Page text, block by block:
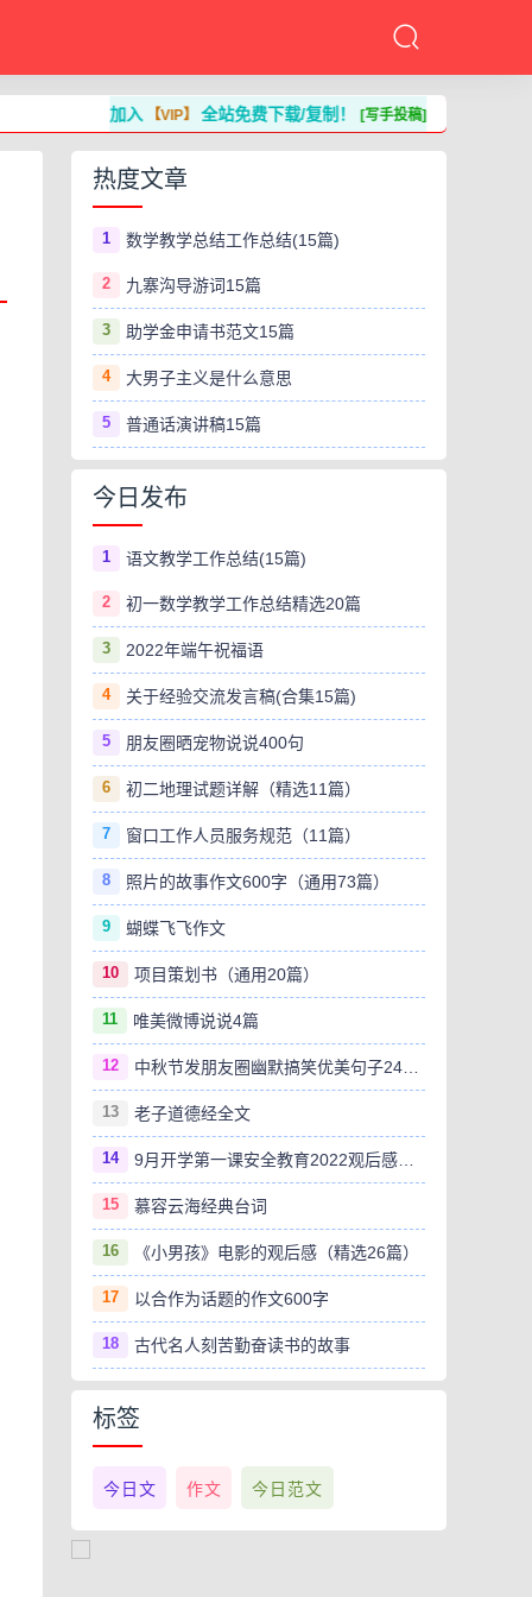
加入 【VIP】全站免费下载/复制！[写手投稿]
热度文章
1 数学教学总结工作总结(15篇)
2 九寨沟导游词15篇
3 助学金申请书范文15篇
4 大男子主义是什么意思
5 普通话演讲稿15篇
今日发布
1 语文教学工作总结(15篇)
2 初一数学教学工作总结精选20篇
3 2022年端午祝福语
4 关于经验交流发言稿(合集15篇)
5 朋友圈晒宠物说说400句
6 初二地理试题详解（精选11篇）
7 窗口工作人员服务规范（11篇）
8 照片的故事作文600字（通用73篇）
9 蝴蝶飞飞作文
10 项目策划书（通用20篇）
11 唯美微博说说4篇
12 中秋节发朋友圈幽默搞笑优美句子240句
13 老子道德经全文
14 9月开学第一课安全教育2022观后感范文（精选8篇）
15 慕容云海经典台词
16 《小男孩》电影的观后感（精选26篇）
17 以合作为话题的作文600字
18 古代名人刻苦勤奋读书的故事
标签
今日文 作文 今日范文